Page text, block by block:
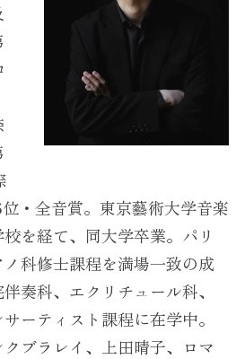
・全音賞。東京藝術大学音楽
を経て、同大学卒業。パリ
科修士課程を満場一致の成
奏科、エクリチュール科、
ーティスト課程に在学中。
ブラレイ、上田晴子、ロマ